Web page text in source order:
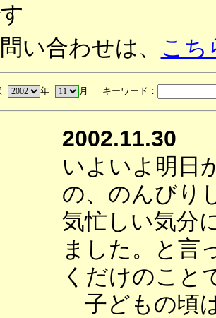
い合わせは、 こち
年 月 キーワード：
2002.11.30
いよいよ明日
の、のんびり
気忙しい気分
ました。と言
くだけのこ
子どもの頃